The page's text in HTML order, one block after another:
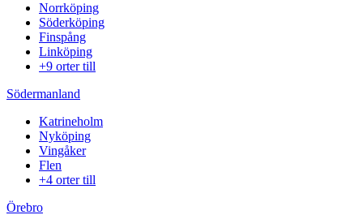
Norrköping
Söderköping
Finspång
Linköping
+9 orter till
Södermanland
Katrineholm
Nyköping
Vingåker
Flen
+4 orter till
Örebro